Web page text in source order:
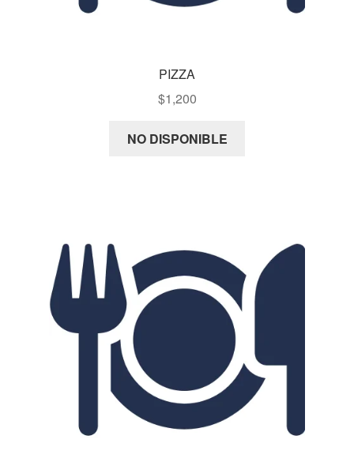
PIZZA
$1,200
NO DISPONIBLE